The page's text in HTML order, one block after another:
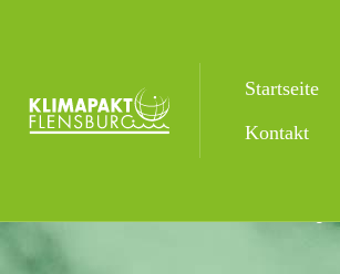
Startseite
Kontakt
Aktuelles